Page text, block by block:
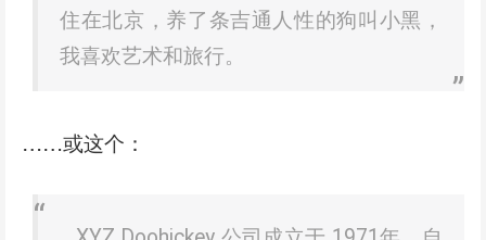
住在北京，养了条吉通人性的狗叫小黑，
我喜欢艺术和旅行。
……或这个：